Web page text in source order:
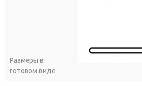
Размеры в
готовом виде